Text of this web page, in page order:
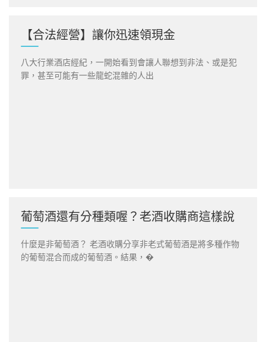
【合法經營】讓你迅速領現金
八大行業酒店經紀，一開始看到會讓人聯想到非法、或是犯
罪，甚至可能有一些龍蛇混雜的人出
葡萄酒還有分種類喔？老酒收購商這樣說
什麼是非葡萄酒？ 老酒收購分享非老式葡萄酒是將多種作物
的葡萄混合而成的葡萄酒。結果，�